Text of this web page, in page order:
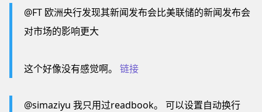
@FT 欧洲央行发现其新闻发布会比美联储的新闻发布会
对市场的影响更大
这个好像没有感觉啊。 链接
@simaziyu 我只用过readbook。 可以设置自动换行